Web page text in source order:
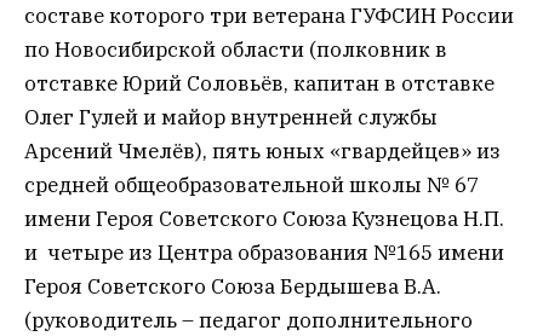
составе которого три ветерана ГУФСИН России
по Новосибирской области (полковник в
отставке Юрий Соловьёв, капитан в отставке
Олег Гулей и майор внутренней службы
Арсений Чмелёв), пять юных «гвардейцев» из
средней общеобразовательной школы № 67
имени Героя Советского Союза Кузнецова Н.П.
и четыре из Центра образования №165 имени
Героя Советского Союза Бердышева В.А.
(руководитель – педагог дополнительного